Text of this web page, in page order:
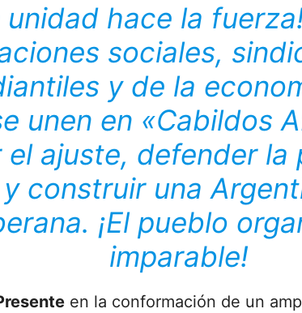
unidad hace la
sociales,
y de la
unen en «Cabildos
el ajuste, defender la
construir una
¡El pueblo
imparable!
en la conformación de un